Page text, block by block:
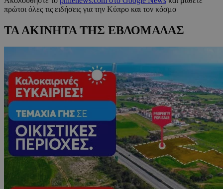
πρώτοι όλες τις ειδήσεις για την Κύπρο και τον κόσμο
ΤΑ ΑΚΙΝΗΤΑ ΤΗΣ ΕΒΔΟΜΑΔΑΣ